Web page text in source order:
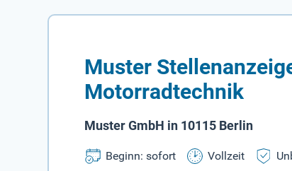
Muster
Motorradtechnik
Muster GmbH in 10115 Berlin
Beginn: sofort Vollzeit